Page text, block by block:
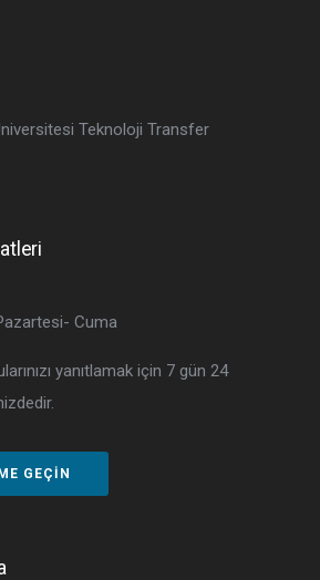
Teknoloji Transfer
Cuma
yanıtlamak için 7 gün 24
GEÇIN